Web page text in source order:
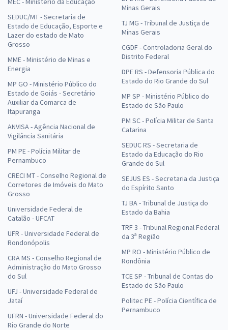
SEDUC/MT - Secretaria de
Estado de Educação, Esporte e
Lazer do estado de Mato
Grosso
MME - Ministério de Minas e
Energia
MP GO - Ministério Público do
Estado de Goiás - Secretário
Auxiliar da Comarca de
Itapuranga
ANVISA - Agência Nacional de
Vigilância Sanitária
PM PE - Polícia Militar de
Pernambuco
CRECI MT - Conselho Regional de
Corretores de Imóveis do Mato
Grosso
Universidade Federal de
Catalão - UFCAT
UFR - Universidade Federal de
Rondonópolis
CRA MS - Conselho Regional de
Administração do Mato Grosso
do Sul
UFJ - Universidade Federal de
Jataí
UFRN - Universidade Federal do
Rio Grande do Norte
Minas Gerais
TJ MG - Tribunal de Justiça de
Minas Gerais
CGDF - Controladoria Geral do
Distrito Federal
DPE RS - Defensoria Pública do
Estado do Rio Grande do Sul
MP SP - Ministério Público do
Estado de São Paulo
PM SC - Polícia Militar de Santa
Catarina
SEDUC RS - Secretaria de
Estado da Educação do Rio
Grande do Sul
SEJUS ES - Secretaria da Justiça
do Espírito Santo
TJ BA - Tribunal de Justiça do
Estado da Bahia
TRF 3 - Tribunal Regional Federal
da 3ª Região
MP RO - Ministério Público de
Rondônia
TCE SP - Tribunal de Contas do
Estado de São Paulo
Politec PE - Polícia Científica de
Pernambuco